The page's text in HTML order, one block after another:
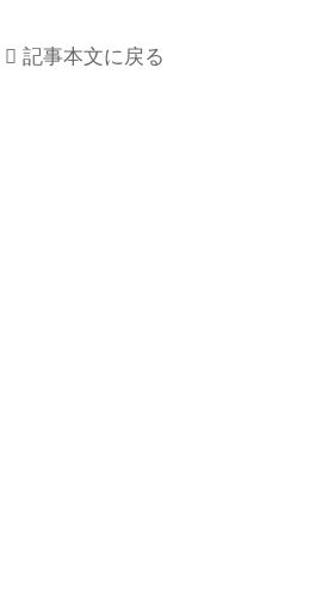
記事本文に戻る